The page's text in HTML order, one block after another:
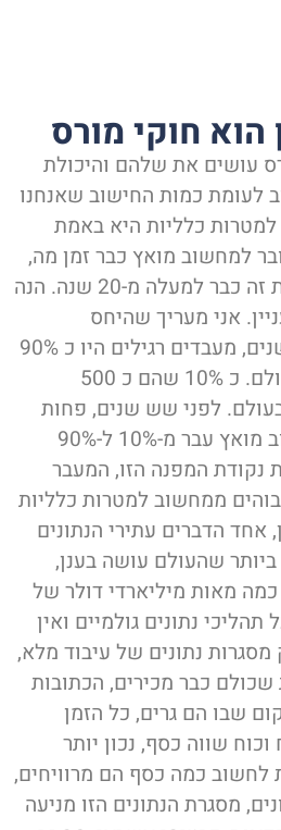
חוקי מורס
עושים את שלהם והיכולת
כמות החישוב שאנחנו
כלליות היא באמת
למחשוב מואץ כבר זמן מה,
חברת Nvidia דוחפת את זה כבר למעלה מ-20 שנה. הנה
אני מעריך שהיחס
במחשוב-על לפני שש שנים, מעבדים רגילים היו כ 90%
מסה"כ כל המעבדים בעולם. כ 10% שהם כ 500
לפני שש שנים, פחות
מ-10%, ובינתיים, מחשוב מואץ עבר מ-10% ל-90%
המפנה הזו, המעבר
ממחשוב למטרות כלליות
הדברים עתירי הנתונים
שהעולם עושה בענן,
מאות מיליארדי דולר של
נתונים גולמיים ואין
נתונים של עיבוד מלא,
כבר מכירים, הכתובות
הם גרים, כל הזמן
שווה כסף, נכון יותר
כמה כסף הם מרוויחים,
מסגרת הנתונים הזו מניעה